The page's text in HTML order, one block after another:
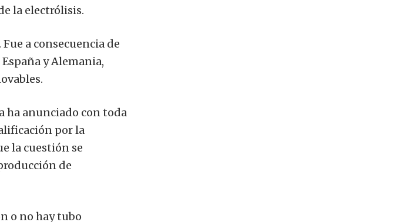
la electrólisis.
a consecuencia de
y Alemania,
ha anunciado con toda
por la
la cuestión se
de
o no hay tubo